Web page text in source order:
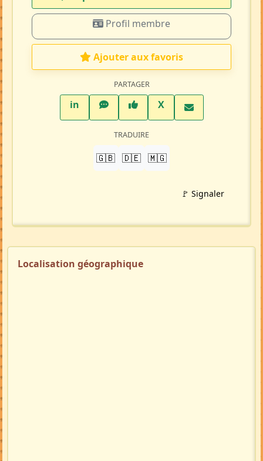
Profil membre
Ajouter aux favoris
PARTAGER
inLinkedInWhatsAppFacebook
XTwitter X
TRADUIRE
🇬🇧 🇩🇪 🇲🇬
🚩 Signaler
Localisation géographique